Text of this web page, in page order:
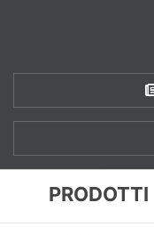
PRODOTTI